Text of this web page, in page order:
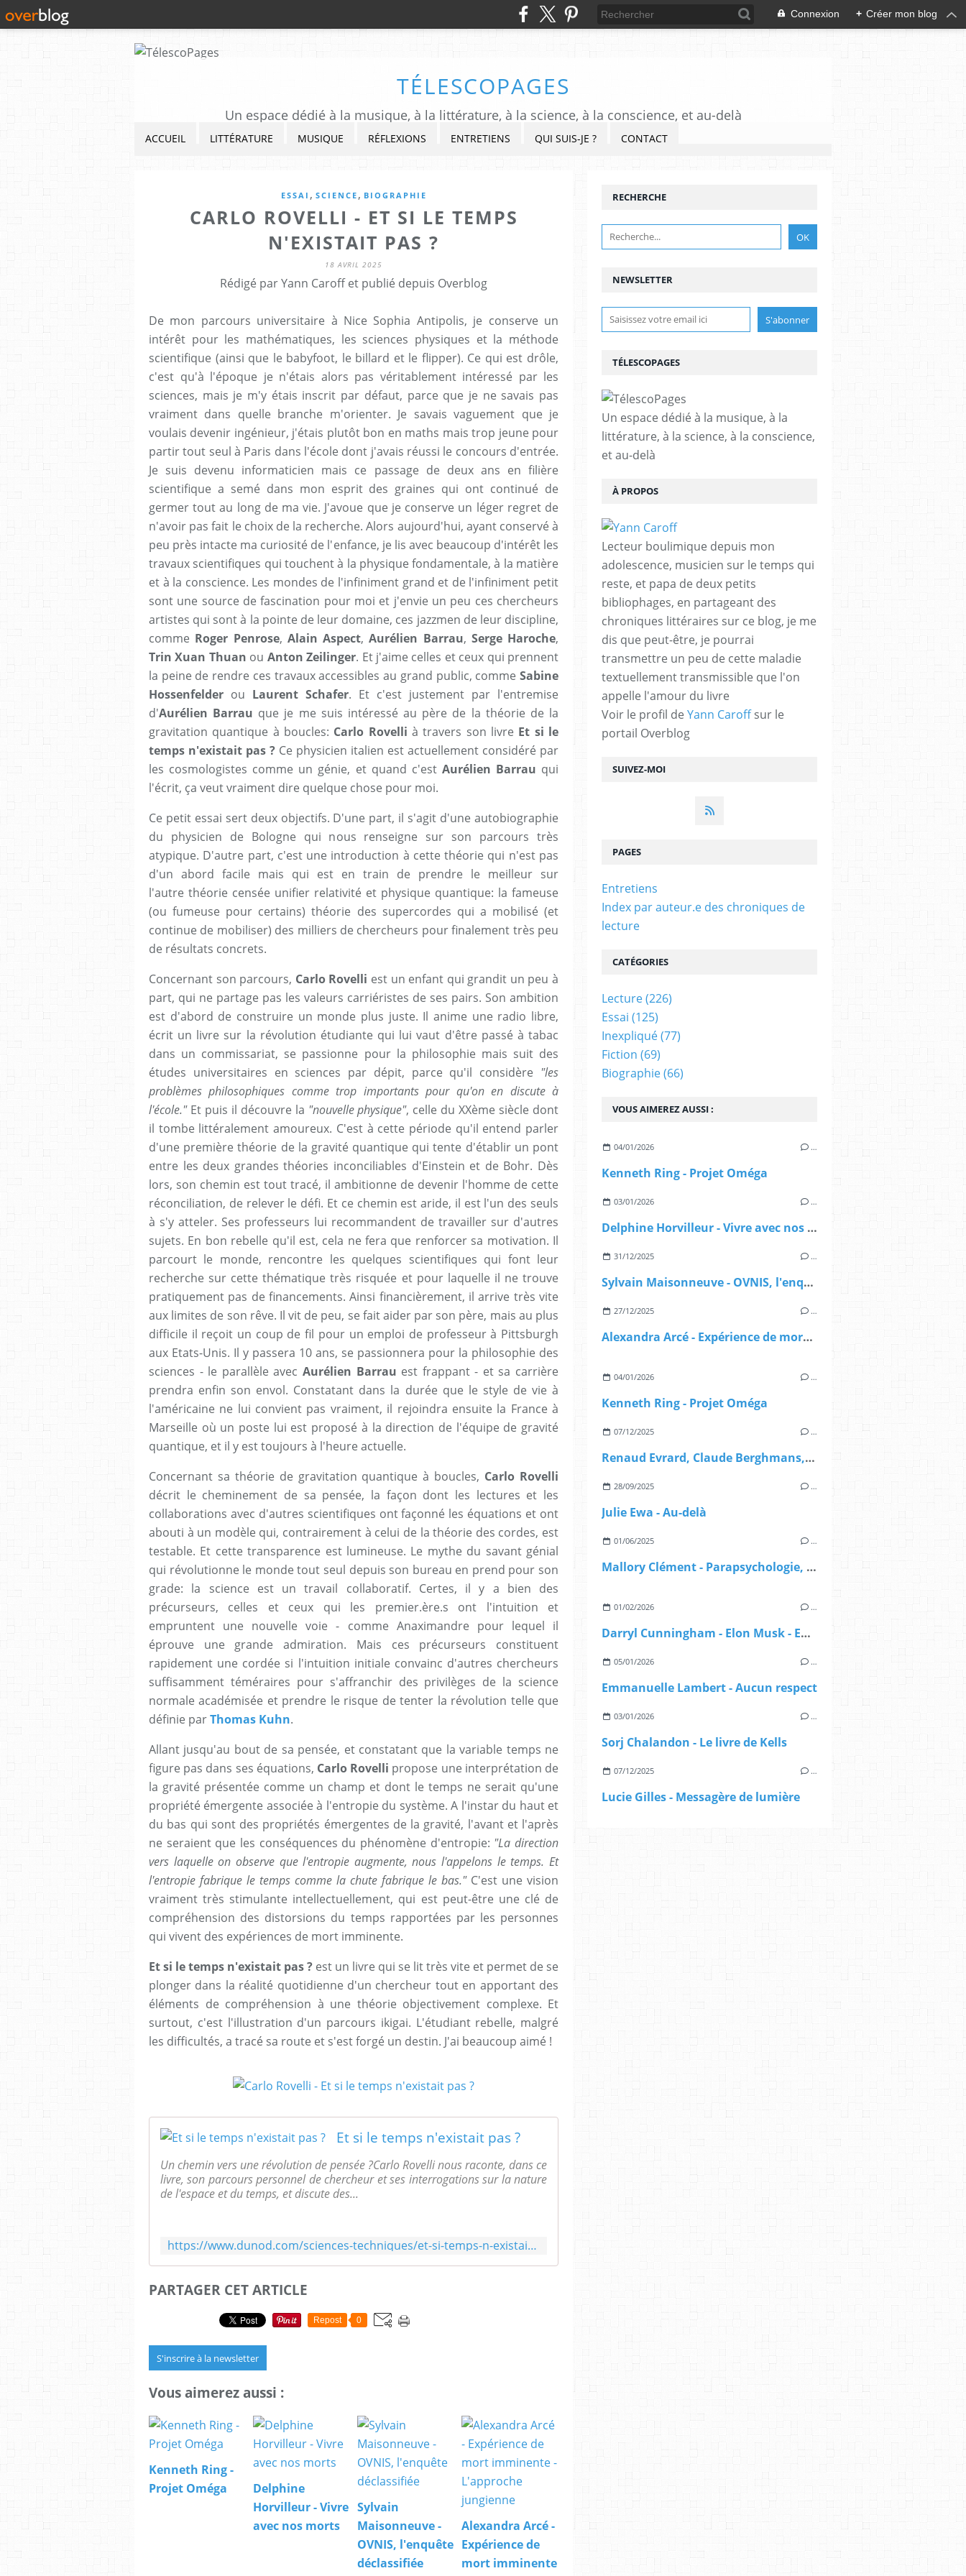
Connexion + Créer mon blog
TÉLESCOPAGES
Un espace dédié à la musique, à la littérature, à la science, à la conscience, et au-delà
ACCUEIL LITTÉRATURE MUSIQUE RÉFLEXIONS ENTRETIENS QUI SUIS-JE ? CONTACT
ESSAI , SCIENCE , BIOGRAPHIE
CARLO ROVELLI - ET SI LE TEMPS
N'EXISTAIT PAS ?
18 AVRIL 2025
Rédigé par Yann Caroff et publié depuis Overblog
De mon parcours universitaire à Nice Sophia Antipolis, je conserve un
intérêt pour les mathématiques, les sciences physiques et la méthode
scientifique (ainsi que le babyfoot, le billard et le flipper). Ce qui est drôle,
c'est qu'à l'époque je n'étais alors pas véritablement intéressé par les
sciences, mais je m'y étais inscrit par défaut, parce que je ne savais pas
vraiment dans quelle branche m'orienter. Je savais vaguement que je
voulais devenir ingénieur, j'étais plutôt bon en maths mais trop jeune pour
partir tout seul à Paris dans l'école dont j'avais réussi le concours d'entrée.
Je suis devenu informaticien mais ce passage de deux ans en filière
scientifique a semé dans mon esprit des graines qui ont continué de
germer tout au long de ma vie. J'avoue que je conserve un léger regret de
n'avoir pas fait le choix de la recherche. Alors aujourd'hui, ayant conservé à
peu près intacte ma curiosité de l'enfance, je lis avec beaucoup d'intérêt les
travaux scientifiques qui touchent à la physique fondamentale, à la matière
et à la conscience. Les mondes de l'infiniment grand et de l'infiniment petit
sont une source de fascination pour moi et j'envie un peu ces chercheurs
artistes qui sont à la pointe de leur domaine, ces jazzmen de leur discipline,
comme Roger Penrose, Alain Aspect,Aurélien Barrau, Serge Haroche,
Trin Xuan Thuan ou Anton Zeilinger. Et j'aime celles et ceux qui prennent
la peine de rendre ces travaux accessibles au grand public, comme Sabine
Hossenfelder ou Laurent Schafer. Et c'est justement par l'entremise
d'Aurélien Barrau que je me suis intéressé au père de la théorie de la
gravitation quantique à boucles: Carlo Rovellià travers son livre Et si le
temps n'existait pas ? Ce physicien italien est actuellement considéré par
les cosmologistes comme un génie, et quand c'est Aurélien Barrau qui
l'écrit, ça veut vraiment dire quelque chose pour moi.
Ce petit essai sert deux objectifs. D'une part, il s'agit d'une autobiographie
du physicien de Bologne qui nous renseigne sur son parcours très
atypique. D'autre part, c'est une introduction à cette théorie qui n'est pas
d'un abord facile mais qui est en train de prendre le meilleur sur
l'autre théorie censée unifier relativité et physique quantique: la fameuse
(ou fumeuse pour certains) théorie des supercordes qui a mobilisé (et
continue de mobiliser) des milliers de chercheurs pour finalement très peu
de résultats concrets.
Concernant son parcours, Carlo Rovelli est un enfant qui grandit un peu à
part, qui ne partage pas les valeurs carriéristes de ses pairs. Son ambition
est d'abord de construire un monde plus juste. Il anime une radio libre,
écrit un livre sur la révolution étudiante qui lui vaut d'être passé à tabac
dans un commissariat, se passionne pour la philosophie mais suit des
études universitaires en sciences par dépit, parce qu'il considère "les
problèmes philosophiques comme trop importants pour qu'on en discute à
l'école."Et puis il découvre la "nouvelle physique", celle du XXème siècle dont
il tombe littéralement amoureux. C'est à cette période qu'il entend parler
d'une première théorie de la gravité quantique qui tente d'établir un pont
entre les deux grandes théories inconciliables d'Einstein et de Bohr. Dès
lors, son chemin est tout tracé, il ambitionne de devenir l'homme de cette
réconciliation, de relever le défi. Et ce chemin est aride, il est l'un des seuls
à s'y atteler. Ses professeurs lui recommandent de travailler sur d'autres
sujets. En bon rebelle qu'il est, cela ne fera que renforcer sa motivation. Il
parcourt le monde, rencontre les quelques scientifiques qui font leur
recherche sur cette thématique très risquée et pour laquelle il ne trouve
pratiquement pas de financements. Ainsi financièrement, il arrive très vite
aux limites de son rêve. Il vit de peu, se fait aider par son père, mais au plus
difficile il reçoit un coup de fil pour un emploi de professeur à Pittsburgh
aux Etats-Unis. Il y passera 10 ans, se passionnera pour la philosophie des
sciences - le parallèle avec Aurélien Barrau est frappant - et sa carrière
prendra enfin son envol. Constatant dans la durée que le style de vie à
l'américaine ne lui convient pas vraiment, il rejoindra ensuite la France à
Marseille où un poste lui est proposé à la direction de l'équipe de gravité
quantique, et il y est toujours à l'heure actuelle.
Concernant sa théorie de gravitation quantique à boucles, Carlo Rovelli
décrit le cheminement de sa pensée, la façon dont les lectures et les
collaborations avec d'autres scientifiques ont façonné les équations et ont
abouti à un modèle qui, contrairement à celui de la théorie des cordes, est
testable. Et cette transparence est lumineuse. Le mythe du savant génial
qui révolutionne le monde tout seul depuis son bureau en prend pour son
grade: la science est un travail collaboratif. Certes, il y a bien des
précurseurs, celles et ceux qui les premier.ère.s ont l'intuition et
empruntent une nouvelle voie - comme Anaximandre pour lequel il
éprouve une grande admiration. Mais ces précurseurs constituent
rapidement une cordée si l'intuition initiale convainc d'autres chercheurs
suffisamment téméraires pour s'affranchir des privilèges de la science
normale académisée et prendre le risque de tenter la révolution telle que
définie parThomas Kuhn.
Allant jusqu'au bout de sa pensée, et constatant que la variable temps ne
figure pas dans ses équations, Carlo Rovelli propose une interprétation de
la gravité présentée comme un champ et dont le temps ne serait qu'une
propriété émergente associée à l'entropie du système. A l'instar du haut et
du bas qui sont des propriétés émergentes de la gravité, l'avant et l'après
ne seraient que les conséquences du phénomène d'entropie: "La direction
vers laquelle on observe que l'entropie augmente, nous l'appelons le temps. Et
l'entropie fabrique le temps comme la chute fabrique le bas." C'est une vision
vraiment très stimulante intellectuellement, qui est peut-être une clé de
compréhension des distorsions du temps rapportées par les personnes
qui vivent des expériences de mort imminente.
Et si le temps n'existait pas ? est un livre qui se lit très vite et permet de se
plonger dans la réalité quotidienne d'un chercheur tout en apportant des
éléments de compréhension à une théorie objectivement complexe. Et
surtout, c'est l'illustration d'un parcours ikigai. L'étudiant rebelle, malgré
les difficultés, a tracé sa route et s'est forgé un destin. J'ai beaucoup aimé !
Et si le temps n'existait pas ?
Un chemin vers une révolution de pensée ?Carlo Rovelli nous raconte, dans ce
livre, son parcours personnel de chercheur et ses interrogations sur la nature
de l'espace et du temps, et discute des...
https://www.dunod.com/sciences-techniques/et-si-temps-n-existait-pas-1
PARTAGER CET ARTICLE
Repost 0
S'inscrire à la newsletter
Vous aimerez aussi :
Kenneth Ring -
Projet Oméga
Delphine
Horvilleur - Vivre
avec nos morts
Sylvain
Maisonneuve -
OVNIS, l'enquête
déclassifiée
Alexandra Arcé -
Expérience de
mort imminente
NEWSLETTER
SUIVEZ-MOI
RECHERCHE
TÉLESCOPAGES
Un espace dédié à la musique, à la
littérature, à la science, à la conscience,
et au-delà
À PROPOS
Lecteur boulimique depuis mon
adolescence, musicien sur le temps qui
reste, et papa de deux petits
bibliophages, en partageant des
chroniques littéraires sur ce blog, je me
dis que peut-être, je pourrai
transmettre un peu de cette maladie
textuellement transmissible que l'on
appelle l'amour du livre
Voir le profil de Yann Caroffsur le
portail Overblog
VOUS AIMEREZ AUSSI :
04/01/2026 …
Kenneth Ring - Projet Oméga
03/01/2026 …
Delphine Horvilleur - Vivre avec nos morts
31/12/2025 …
Sylvain Maisonneuve - OVNIS, l'enquête déclassifiée
27/12/2025 …
Alexandra Arcé - Expérience de mort imminente - L'approche jungienne
04/01/2026 …
Kenneth Ring - Projet Oméga
07/12/2025 …
Renaud Evrard, Claude Berghmans, Paul-Louis Rabeyron - Grand manuel de parapsychologie scientifique
28/09/2025 …
Julie Ewa - Au-delà
01/06/2025 …
Mallory Clément - Parapsychologie, démystifier le pseudo-scepticisme
01/02/2026 …
Darryl Cunningham - Elon Musk - Enquête sur un nouveau maître du monde
05/01/2026 …
Emmanuelle Lambert - Aucun respect
03/01/2026 …
Sorj Chalandon - Le livre de Kells
07/12/2025 …
Lucie Gilles - Messagère de lumière
PAGES
Entretiens
Index par auteur.e des chroniques de
lecture
CATÉGORIES
Lecture(226)
Essai (125)
Inexpliqué(77)
Fiction (69)
Biographie(66)